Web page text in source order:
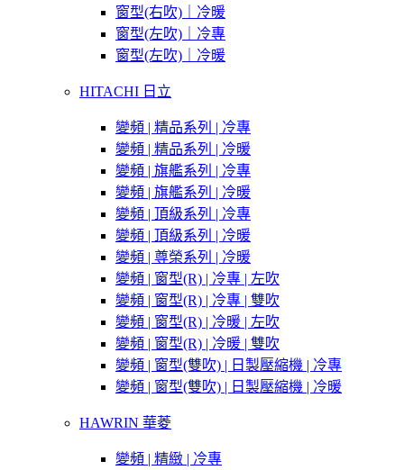
窗型(右吹)｜冷暖
窗型(左吹)｜冷專
窗型(左吹)｜冷暖
HITACHI 日立
變頻 | 精品系列 | 冷專
變頻 | 精品系列 | 冷暖
變頻 | 旗艦系列 | 冷專
變頻 | 旗艦系列 | 冷暖
變頻 | 頂級系列 | 冷專
變頻 | 頂級系列 | 冷暖
變頻 | 尊榮系列 | 冷暖
變頻 | 窗型(R) | 冷專 | 左吹
變頻 | 窗型(R) | 冷專 | 雙吹
變頻 | 窗型(R) | 冷暖 | 左吹
變頻 | 窗型(R) | 冷暖 | 雙吹
變頻 | 窗型(雙吹) | 日製壓縮機 | 冷專
變頻 | 窗型(雙吹) | 日製壓縮機 | 冷暖
HAWRIN 華菱
變頻 | 精緻 | 冷專